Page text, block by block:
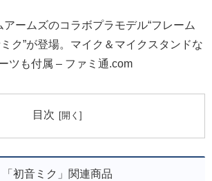
ームズのコラボプラモデル“フレーム
ク”が登場。マイク＆マイクスタンドな
ツも付属 – ファミ通.com
目次
「初音ミク」関連商品